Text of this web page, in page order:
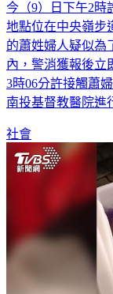
今（9）日下午2時
地點位在中央嶺步
的蕭姓婦人疑似為
內，警消獲報後立
3時06分許接觸蕭
南投基督教醫院進
社會